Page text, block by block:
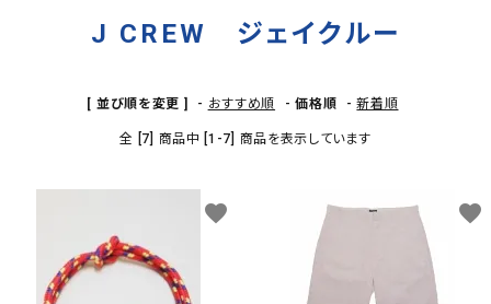
J CREW ジェイクルー
[ 並び順を変更 ] - おすすめ順 -価格順 -新着順
全 [7] 商品中 [1-7] 商品を表示しています
favorite favorite